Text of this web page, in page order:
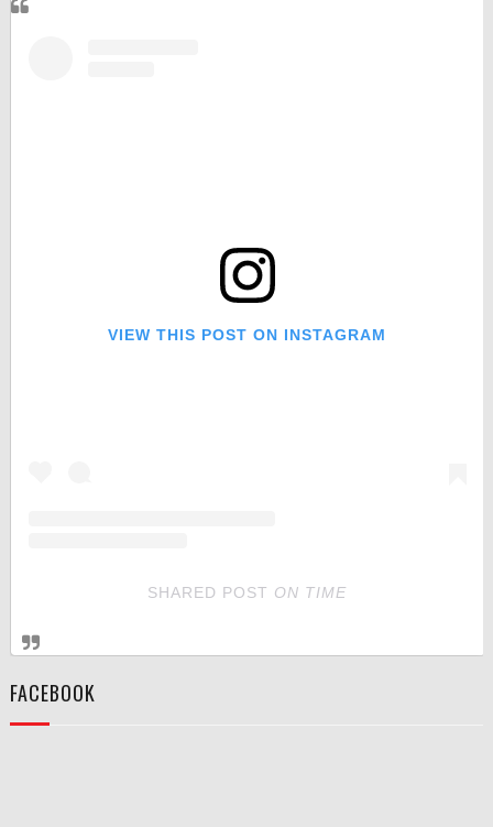
VIEW THIS POST ON INSTAGRAM
SHARED POST ON TIME
FACEBOOK